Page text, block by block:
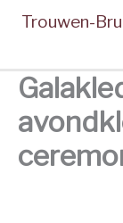
inhoud
Trouwen-